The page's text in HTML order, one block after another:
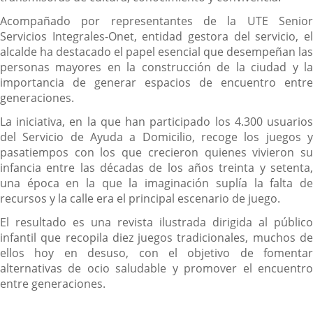
Acompañado por representantes de la UTE Senior
Servicios Integrales-Onet, entidad gestora del servicio, el
alcalde ha destacado el papel esencial que desempeñan las
personas mayores en la construcción de la ciudad y la
importancia de generar espacios de encuentro entre
generaciones.
La iniciativa, en la que han participado los 4.300 usuarios
del Servicio de Ayuda a Domicilio, recoge los juegos y
pasatiempos con los que crecieron quienes vivieron su
infancia entre las décadas de los años treinta y setenta,
una época en la que la imaginación suplía la falta de
recursos y la calle era el principal escenario de juego.
El resultado es una revista ilustrada dirigida al público
infantil que recopila diez juegos tradicionales, muchos de
ellos hoy en desuso, con el objetivo de fomentar
alternativas de ocio saludable y promover el encuentro
entre generaciones.